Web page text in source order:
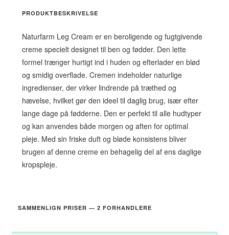
PRODUKTBESKRIVELSE
Naturfarm Leg Cream er en beroligende og fugtgivende
creme specielt designet til ben og fødder. Den lette
formel trænger hurtigt ind i huden og efterlader en blød
og smidig overflade. Cremen indeholder naturlige
ingredienser, der virker lindrende på træthed og
hævelse, hvilket gør den ideel til daglig brug, især efter
lange dage på fødderne. Den er perfekt til alle hudtyper
og kan anvendes både morgen og aften for optimal
pleje. Med sin friske duft og bløde konsistens bliver
brugen af denne creme en behagelig del af ens daglige
kropspleje.
SAMMENLIGN PRISER — 2 FORHANDLERE